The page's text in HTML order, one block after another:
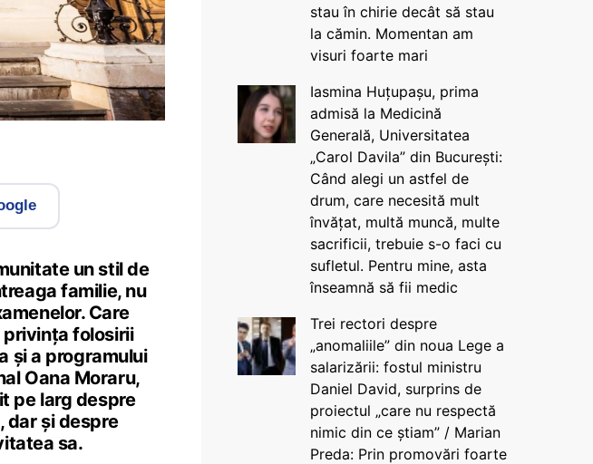
un stil de
familie, nu
Care
privința folosirii
și a programului
Oana Moraru,
pe larg despre
dar și despre
sa.
stau în chirie decât să stau
la cămin. Momentan am
visuri foarte mari
Iasmina Huțupașu, prima
admisă la Medicină
Generală, Universitatea
„Carol Davila” din București:
Când alegi un astfel de
drum, care necesită mult
învățat, multă muncă, multe
sacrificii, trebuie s-o faci cu
sufletul. Pentru mine, asta
înseamnă să fii medic
Trei rectori despre
„anomaliile” din noua Lege a
salarizării: fostul ministru
Daniel David, surprins de
proiectul „care nu respectă
nimic din ce știam” / Marian
Preda: Prin promovări foarte